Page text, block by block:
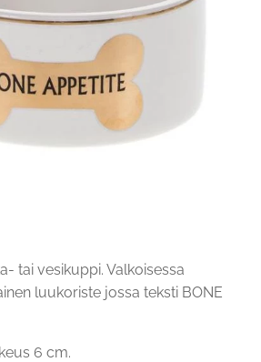
tai vesikuppi. Valkoisessa
luukoriste jossa teksti BONE
6 cm.